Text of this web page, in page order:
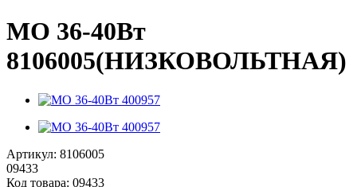
МО 36-40Вт
8106005(НИЗКОВОЛЬТНАЯ)
Артикул: 8106005
09433
Код товара: 09433